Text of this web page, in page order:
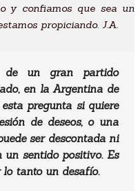
y confiamos que sea un
propiciando. J.A.
de un gran partido
en la Argentina de
pregunta si quiere
de deseos, o una
ser descontada ni
sentido positivo. Es
tanto un desafío.